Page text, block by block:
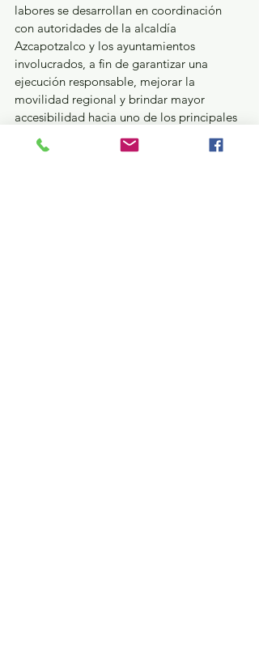
labores se desarrollan en coordinación
con autoridades de la alcaldía
Azcapotzalco y los ayuntamientos
involucrados, a fin de garantizar una
ejecución responsable, mejorar la
movilidad regional y brindar mayor
accesibilidad hacia uno de los principales
nodos aeroportuarios del país.